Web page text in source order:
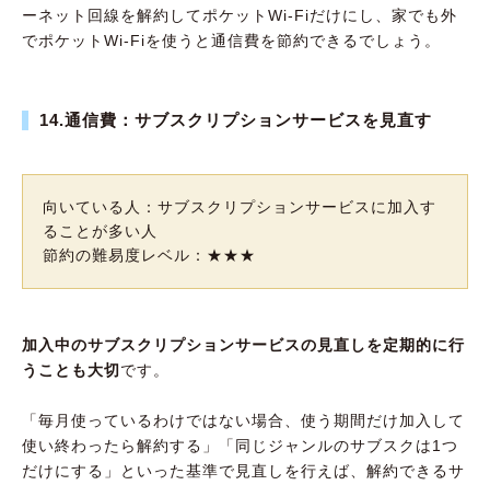
ーネット回線を解約してポケットWi-Fiだけにし、家でも外
でポケットWi-Fiを使うと通信費を節約できるでしょう。
14.通信費：サブスクリプションサービスを見直す
向いている人：サブスクリプションサービスに加入す
ることが多い人
節約の難易度レベル：★★★
加入中のサブスクリプションサービスの見直しを定期的に行
うことも大切です。
「毎月使っているわけではない場合、使う期間だけ加入して
使い終わったら解約する」「同じジャンルのサブスクは1つ
だけにする」といった基準で見直しを行えば、解約できるサ